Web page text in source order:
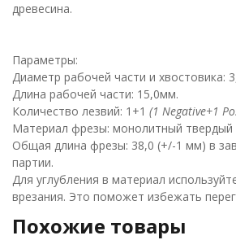
древесина.
Параметры:
Диаметр рабочей части и хвостовика:
Длина рабочей части: 15,0мм.
Количество лезвий: 1+1 (1 Negative+1
Материал фрезы: монолитный твердый
Общая длина фрезы: 38,0 (+/-1 мм) в
партии.
Для углубления в материал
врезания. Это поможет избежать
Похожие товары